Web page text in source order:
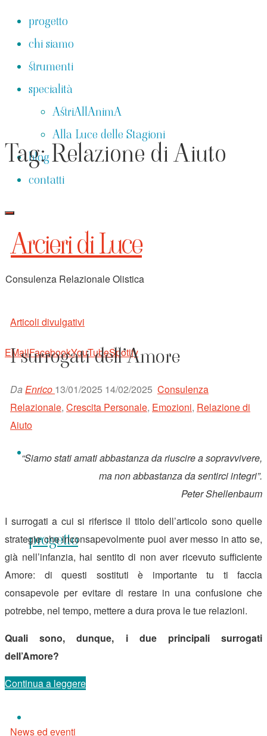
Salta progetto
chi siamo
strumenti
specialità
AstriAllAnimA
Alla Luce delle Stagioni
blog
contatti
Arcieri di Luce
Consulenza Relazionale Olistica
EMailFacebookYouTubeSpotify
progetto
Tag:Relazione di Aiuto
Articoli divulgativi
I surrogati dell’Amore
DaEnrico 13/01/2025 14/02/2025 Consulenza
Relazionale, Crescita Personale, Emozioni, Relazione di
Aiuto
“Siamo stati amati abbastanza da riuscire a sopravvivere,
ma non abbastanza da sentirci integri”.
Peter Shellenbaum
I surrogati a cui si riferisce il titolo dell’articolo sono quelle
strategie che inconsapevolmente puoi aver messo in atto se,
già nell’infanzia, hai sentito di non aver ricevuto sufficiente
Amore: di questi sostituti è importante tu ti faccia
consapevole per evitare di restare in una confusione che
potrebbe, nel tempo, mettere a dura prova le tue relazioni.
Quali sono, dunque, i due principali surrogati
dell’Amore?
Continua a leggere“I
News ed eventi